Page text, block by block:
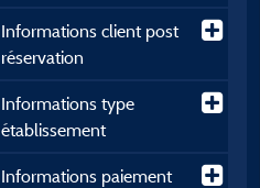
Informations client post
réservation
Informations type
établissement
Informations paiement